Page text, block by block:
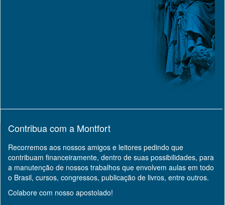
Contribua com a Montfort
Recorremos aos nossos amigos e leitores pedindo que
contribuam financeiramente, dentro de suas possibilidades, para
a manutenção de nossos trabalhos que envolvem aulas em todo
o Brasil, cursos, congressos, publicação de livros, entre outros.
Colabore com nosso apostolado!